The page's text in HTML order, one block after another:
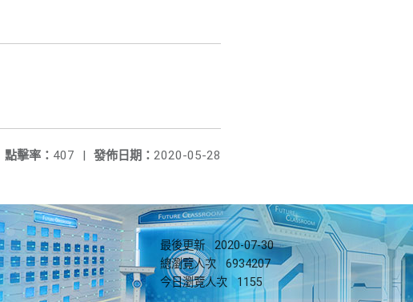
發佈日期： 2020-05-28
點擊率： 407 |
最後更新
2020-07-30
總瀏覽人次
6934207
今日瀏覽人次
1155